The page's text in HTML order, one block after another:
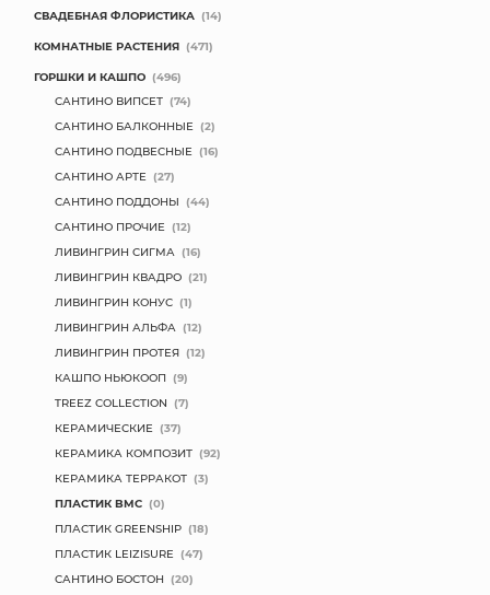
СУНДУКИ
ИСКУССТВЕННЫЕ ЦВЕТЫ
ПАКЕТЫ И СУМКИ
ПОДАРОЧНЫЕ КАРТЫ
ТОРГОВЫЙ ЦЕНТР
КОНТАКТЫ
СВАДЕБНАЯ ФЛОРИСТИКА (14)
КОМНАТНЫЕ РАСТЕНИЯ (471)
ГОРШКИ И КАШПО (496)
САНТИНО ВИПСЕТ (74)
САНТИНО БАЛКОННЫЕ (2)
САНТИНО ПОДВЕСНЫЕ (16)
САНТИНО АРТЕ (27)
САНТИНО ПОДДОНЫ (44)
САНТИНО ПРОЧИЕ (12)
ЛИВИНГРИН СИГМА (16)
ЛИВИНГРИН КВАДРО (21)
ЛИВИНГРИН КОНУС (1)
ЛИВИНГРИН АЛЬФА (12)
ЛИВИНГРИН ПРОТЕЯ (12)
КАШПО НЬЮКООП (9)
TREEZ COLLECTION (7)
КЕРАМИЧЕСКИЕ (37)
КЕРАМИКА КОМПОЗИТ (92)
КЕРАМИКА ТЕРРАКОТ (3)
ПЛАСТИК BMC (0)
ПЛАСТИК GREENSHIP (18)
ПЛАСТИК LEIZISURE (47)
САНТИНО БОСТОН (20)